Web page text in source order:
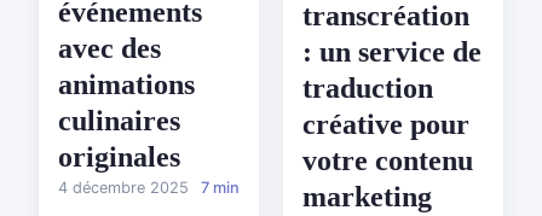
événements
avec des
animations
culinaires
originales
4 décembre 2025 7 min
transcréation
: un service de
traduction
créative pour
votre contenu
marketing